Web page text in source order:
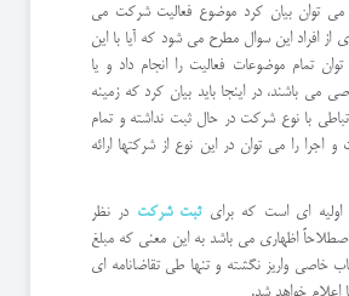
می توان بیان کرد موضوع فعالیت شرکت می
از افراد این سوال مطرح می شود که آیا با این
تمام موضوعات فعالیت را انجام داد و یا
می باشند، در اینجا باید بیان کرد که زمینه
با نوع شرکت در حال ثبت نداشته و تمام
اجرا را می توان در این نوع از شرکتها ارائه
اولیه ای است که برایثبت شرکت در نظر
اظهاری می باشد به این معنی که مبلغ
خاصی واریز نگشته و تنها طی تقاضانامه ای